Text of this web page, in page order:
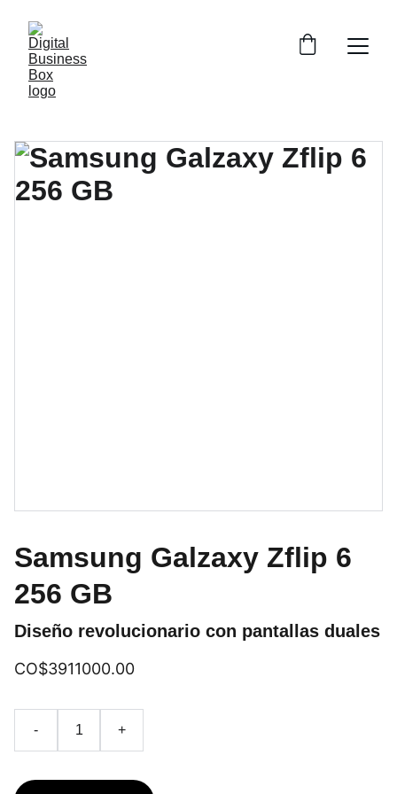
Samsung Galzaxy Zflip 6
256 GB
Diseño revolucionario con pantallas duales
CO$3911000.00
- +